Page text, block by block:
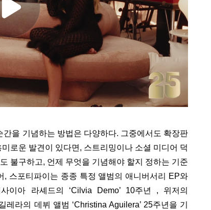
간을 기념하는 방법은 다양하다. 그중에서도 확장판
로운 발견이 있다면, 스트리밍이나 소셜 미디어 덕
불구하고, 언제 무엇을 기념해야 할지 정하는 기준
스포티파이는 종종 특정 앨범의 애니버서리 EP와
사이아 라셰드의 ‘Cilvia Demo’ 10주년 , 위저의
레라의 데뷔 앨범 ‘Christina Aguilera’ 25주년 을 기